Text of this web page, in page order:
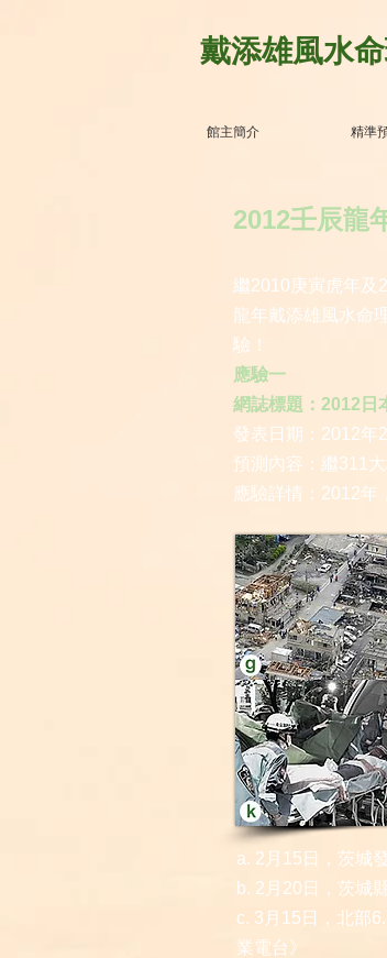
戴添雄風水
館主簡介 精準
a. 2月15日，茨城
b. 2月20日，茨城
c. 3月15日，北部
業電台》
繼2010庚寅虎年及
龍年戴添雄風水命
驗！
應驗一
網誌標題：2012日
發表日期：2012年
預測內容：繼311
應驗詳情：2012
2012壬辰龍